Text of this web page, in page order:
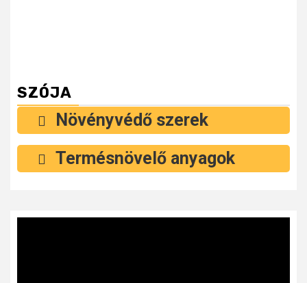
SZÓJA
Növényvédő szerek
Termésnövelő anyagok